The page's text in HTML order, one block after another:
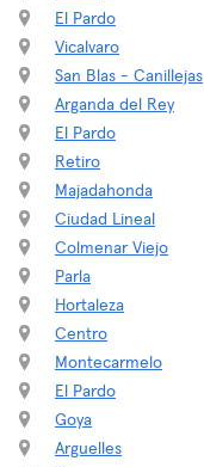
El Pardo
Vicalvaro
San Blas - Canillejas
Arganda del Rey
El Pardo
Retiro
Majadahonda
Ciudad Lineal
Colmenar Viejo
Parla
Hortaleza
Centro
Montecarmelo
El Pardo
Goya
Arguelles